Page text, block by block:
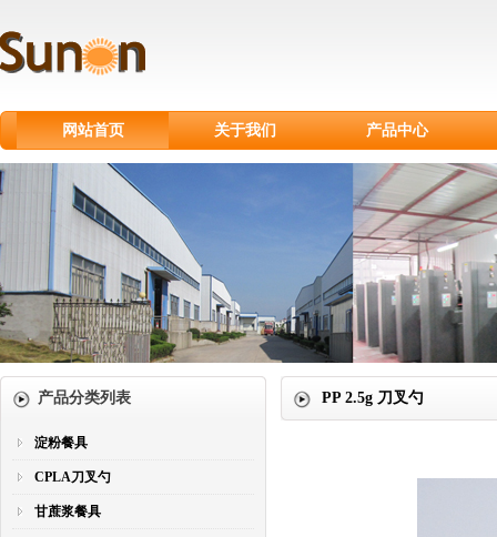
网站首页 关于我们 产品中心
淀粉餐具
CPLA刀叉勺
甘蔗浆餐具
纸制品
纸杯
塑料刀叉勺
产品分类列表
淀粉餐具
CPLA刀叉勺
甘蔗浆餐具
PP 2.5g 刀叉勺